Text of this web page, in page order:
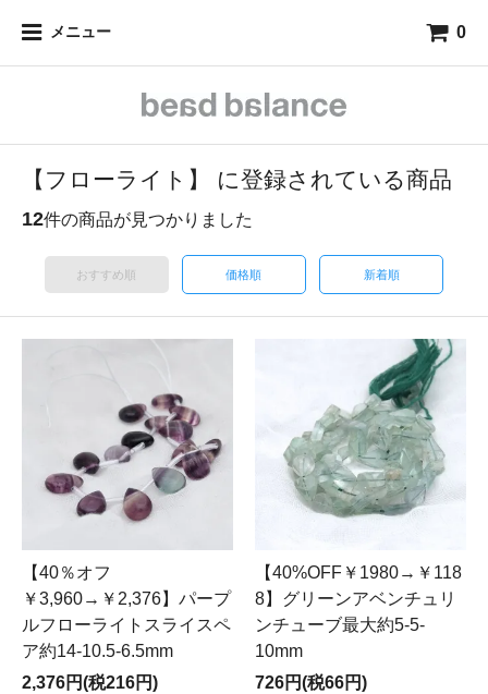
メニュー 0
【フローライト】 に登録されている商品
12件の商品が見つかりました
おすすめ順 価格順 新着順
【40％オフ
￥3,960→￥2,376】パープ
ルフローライトスライスペ
ア約14-10.5-6.5mm
2,376円(税216円)
【40%OFF￥1980→￥118
8】グリーンアベンチュリ
ンチューブ最大約5-5-
10mm
726円(税66円)